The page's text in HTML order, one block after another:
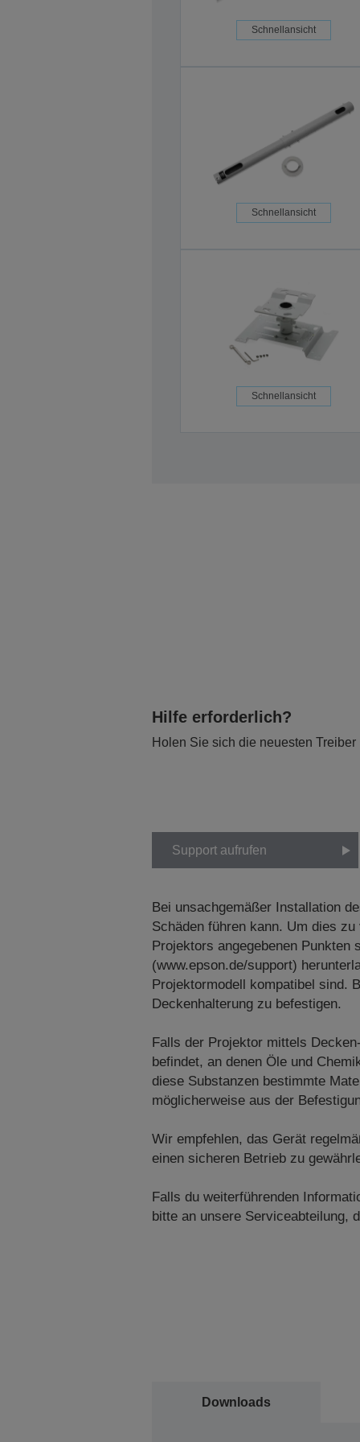
Schnellansicht
Schnellansicht
Schnellansicht
Hilfe erforderlich?
Holen Sie sich die neuesten Treiber
Support aufrufen
Bei unsachgemäßer Installation
Schäden führen kann. Um dies
Projektors angegebenen
(www.epson.de/support)
Projektormodell kompatibel sind.
Deckenhalterung zu befestigen.
Falls der Projektor mittels
befindet, an denen Öle und
diese Substanzen bestimmte
möglicherweise aus der
Wir empfehlen, das Gerät
einen sicheren Betrieb zu
Falls du weiterführenden
bitte an unsere Serviceabteilung,
Downloads